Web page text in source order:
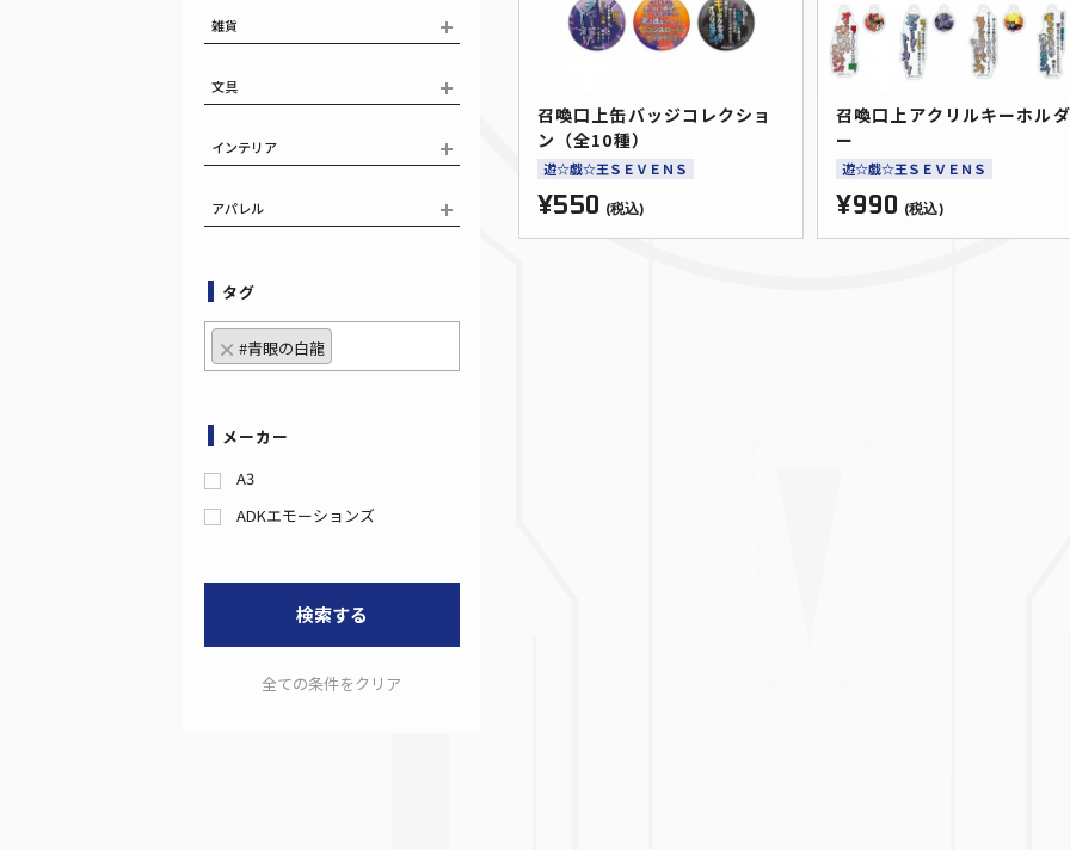
雑貨
文具
インテリア
アパレル
タグ
× #青眼の白龍
メーカー
A3
ADKエモーションズ
検索する
全ての条件をクリア
召喚口上缶バッジコレクショ
ン（全10種）
遊☆戯☆王ＳＥＶＥＮＳ
¥550 (税込)
召喚口上アクリルキーホルダ
ー
遊☆戯☆王ＳＥＶＥＮＳ
¥990 (税込)